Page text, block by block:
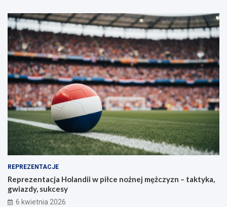
REPREZENTACJE
Reprezentacja Holandii w piłce nożnej mężczyzn – taktyka,
gwiazdy, sukcesy
6 kwietnia 2026